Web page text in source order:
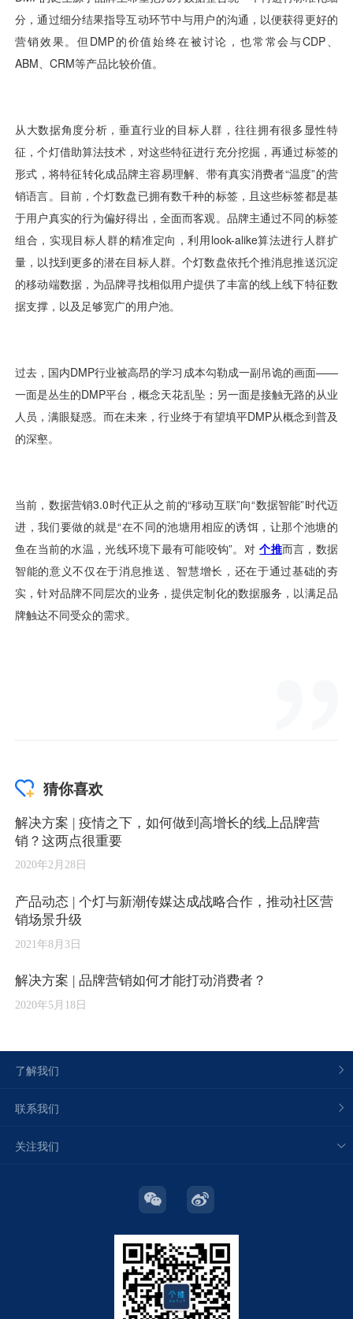
猜你喜欢
解决方案 | 疫情之下，如何做到高增长的线上品牌营
销？这两点很重要
2020年2月28日
产品动态 | 个灯与新潮传媒达成战略合作，推动社区营
销场景升级
2021年8月3日
解决方案 | 品牌营销如何才能打动消费者？
2020年5月18日
了解我们
联系我们
关注我们